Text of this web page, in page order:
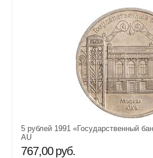
5 рублей 1991 «Государственный
AU
767,00 руб.